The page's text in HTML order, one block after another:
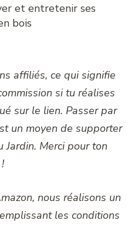
et entretenir ses
bois
affiliés, ce qui signifie
si tu réalises
sur le lien. Passer par
un moyen de supporter
Jardin. Merci pour ton
nous réalisons un
les conditions